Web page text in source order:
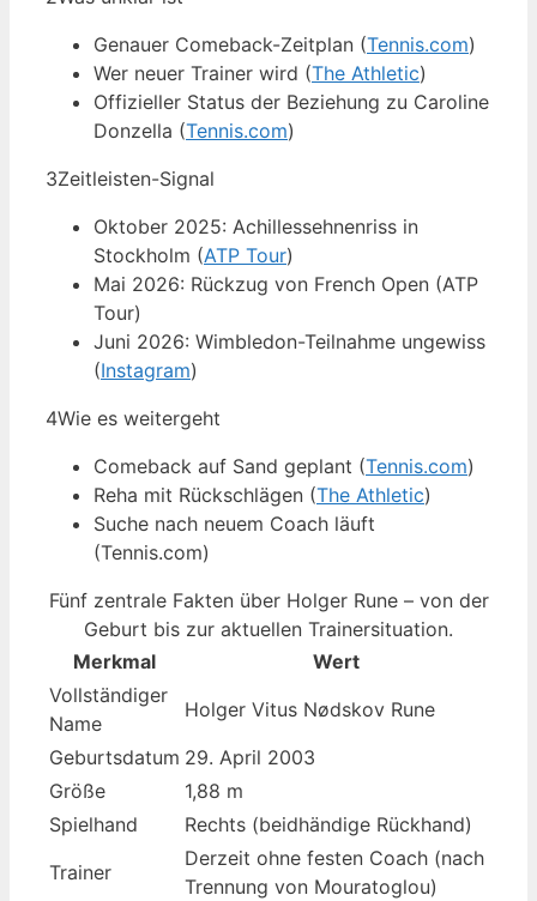
Genauer Comeback-Zeitplan (Tennis.com)
Wer neuer Trainer wird (The Athletic)
Offizieller Status der Beziehung zu Caroline
Donzella (Tennis.com)
3Zeitleisten-Signal
Oktober 2025: Achillessehnenriss in
Stockholm (ATP Tour)
Mai 2026: Rückzug von French Open (ATP
Tour)
Juni 2026: Wimbledon-Teilnahme ungewiss
(Instagram)
4Wie es weitergeht
Comeback auf Sand geplant (Tennis.com)
Reha mit Rückschlägen (The Athletic)
Suche nach neuem Coach läuft
(Tennis.com)
Fünf zentrale Fakten über Holger Rune – von der
Geburt bis zur aktuellen Trainersituation.
Merkmal
Wert
Vollständiger
Name
Holger Vitus Nødskov Rune
Geburtsdatum 29. April 2003
Größe
1,88 m
Spielhand
Rechts (beidhändige Rückhand)
Trainer
Derzeit ohne festen Coach (nach
Trennung von Mouratoglou)